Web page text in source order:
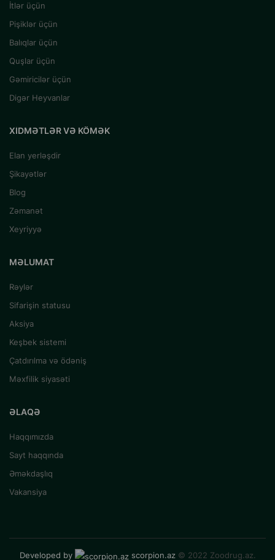
İtlər üçün
Pişiklər üçün
Balıqlar üçün
Quşlar üçün
Gəmiricilər üçün
Digər Heyvanlar
XIDMƏTLƏR VƏ KÖMƏK
Elan yerləşdir
Şikayətlər
Blog
Zəmanət
Xeyriyyə
MƏLUMAT
Rəylər
Sifarişin statusu
Aksiya
Keşbek sistemi
Çatdırılma və ödəniş
Məxfilik siyasəti
ƏLAQƏ
Haqqımızda
Sayt haqqında
Əməkdaşlıq
Vakansiya
Developed by scorpion.az © 2022 Zoodrug.az.